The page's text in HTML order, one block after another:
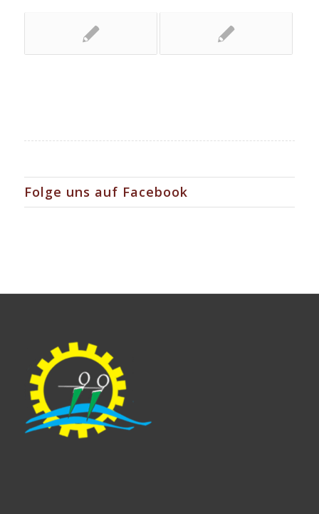
Folge uns auf Facebook